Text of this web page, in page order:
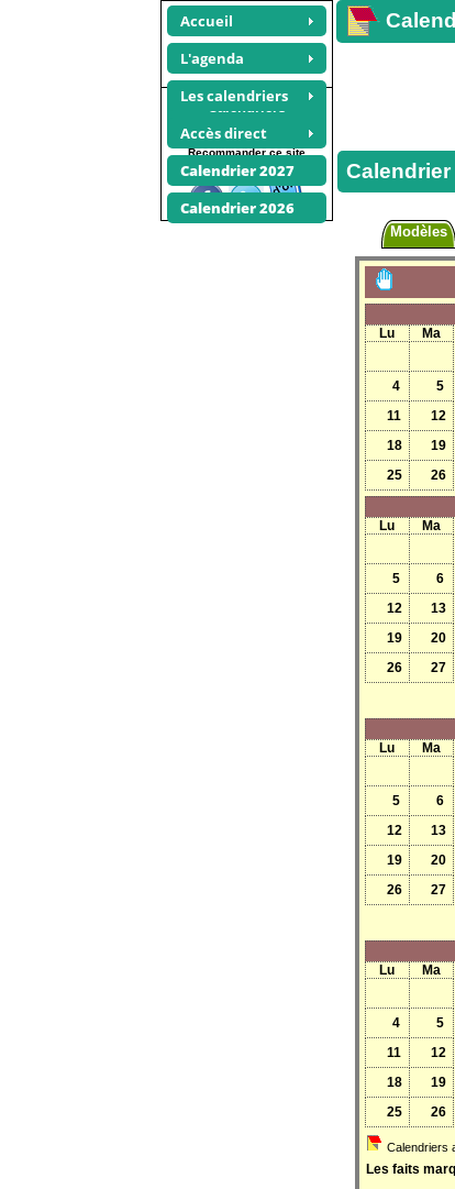
Accueil
L'agenda
Les calendriers
Accès direct
Calendrier 2027
Calendrier 2026
Calendrier
Modèles
Lu Ma
4
5
11
12
18
19
25
26
Lu Ma
5
6
12
13
19
20
26
27
Lu Ma
5
6
12
13
19
20
26
27
Lu Ma
4
5
11
12
18
19
25
26
Calendriers
Les faits
Calendriers
annuels 1965
Recommander ce site